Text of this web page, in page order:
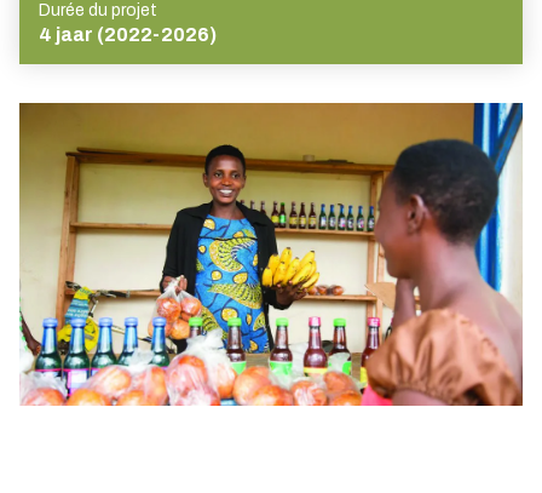
Durée du projet
4 jaar (2022-2026)